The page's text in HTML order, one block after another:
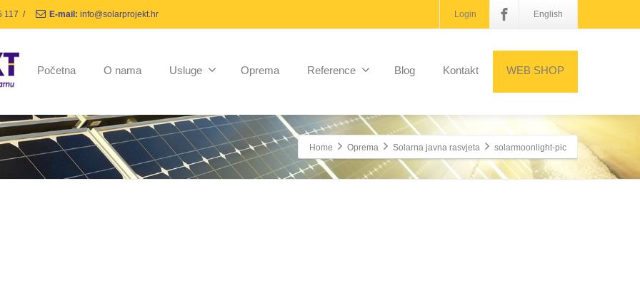
117 / E-mail: info@solarprojekt.hr Login English
Početna O nama Usluge Oprema Reference Blog Kontakt WEB SHOP
Home Oprema Solarna javna rasvjeta solarmoonlight-pic